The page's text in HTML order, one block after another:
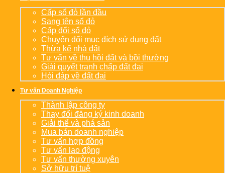
Cấp sổ đỏ lần đầu
Sang tên sổ đỏ
Cấp đổi sổ đỏ
Chuyển đổi mục đích sử dụng đất
Thừa kế nhà đất
Tư vấn về thu hồi đất và bồi thường
Giải quyết tranh chấp đất đai
Hỏi đáp về đất đai
Tư vấn Doanh Nghiệp
Thành lập công ty
Thay đổi đăng ký kinh doanh
Giải thể và phá sản
Mua bán doanh nghiệp
Tư vấn hợp đồng
Tư vấn lao động
Tư vấn thường xuyên
Sở hữu trí tuệ